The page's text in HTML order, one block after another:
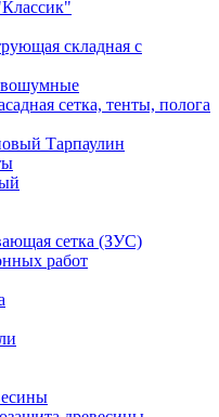
складная с
сетка, тенты, полога
Тарпаулин
сетка (ЗУС)
работ